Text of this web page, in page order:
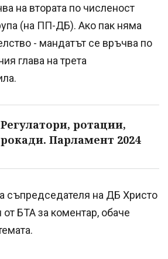
на втората по численост
(на ПП-ДБ). Ако пак няма
- мандатът се връчва по
глава на трета
Регулатори, ротации,
рокади. Парламент 2024
съпредседателя на ДБ Христо
БТА за коментар, обаче